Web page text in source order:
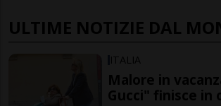
ULTIME NOTIZIE DAL
ITALIA
Malore in
Gucci" finisce in